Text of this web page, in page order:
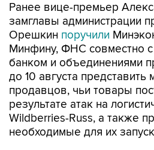
Ранее вице-премьер
замглавы администрации
Орешкин поручили
Минфину, ФНС совместно
банком и объединениями
до 10 августа
продавцов, чьи товары
результате атак на
Wildberries-Russ, а также
необходимые для их